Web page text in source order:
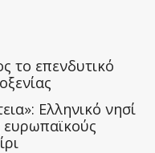
το επενδυτικό
Ελληνικό νησί